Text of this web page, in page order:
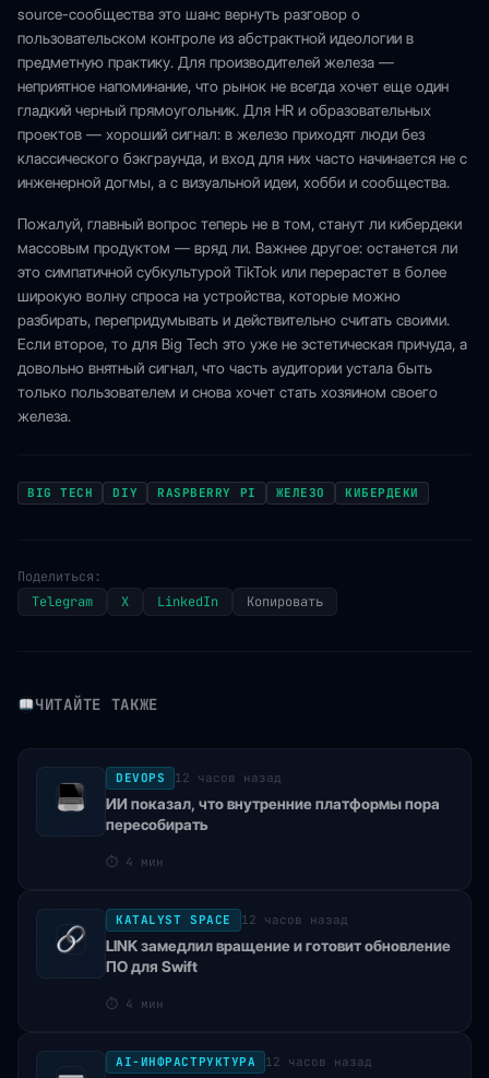
source-сообщества это шанс вернуть разговор о
пользовательском контроле из абстрактной идеологии в
предметную практику. Для производителей железа —
неприятное напоминание, что рынок не всегда хочет еще один
гладкий черный прямоугольник. Для HR и образовательных
проектов — хороший сигнал: в железо приходят люди без
классического бэкграунда, и вход для них часто начинается не с
инженерной догмы, а с визуальной идеи, хобби и сообщества.
Пожалуй, главный вопрос теперь не в том, станут ли кибердеки
массовым продуктом — вряд ли. Важнее другое: останется ли
это симпатичной субкультурой TikTok или перерастет в более
широкую волну спроса на устройства, которые можно
разбирать, перепридумывать и действительно считать своими.
Если второе, то для Big Tech это уже не эстетическая причуда, а
довольно внятный сигнал, что часть аудитории устала быть
только пользователем и снова хочет стать хозяином своего
железа.
BIG TECH DIY RASPBERRY PI ЖЕЛЕЗО КИБЕРДЕКИ
Поделиться:
Telegram
X LinkedIn Копировать
ЧИТАЙТЕ ТАКЖЕ
DEVOPS 12 часов назад
ИИ показал, что внутренние платформы пора
пересобирать
⏱ 4 мин
KATALYST SPACE 12 часов назад
LINK замедлил вращение и готовит обновление
ПО для Swift
⏱ 4 мин
AI-ИНФРАСТРУКТУРА 12 часов назад